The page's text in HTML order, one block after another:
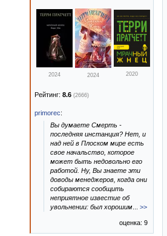
2024 2024 2020
Рейтинг: 8.6 (2666)
primorec:
Вы думаете Смерть -
последняя инстанция? Нет, и
над ней в Плоском мире есть
свое начальство, которое
может быть недовольно его
работой. Ну, Вы знаете эти
доводы менеджеров, когда они
собираются сообщить
неприятное известие об
увольнении: был хорошим
>>
оценка: 9